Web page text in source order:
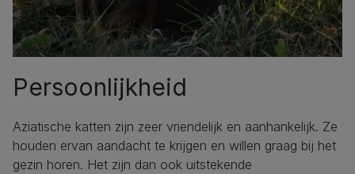
Persoonlijkheid
Aziatische katten zijn zeer vriendelijk en aanhankelijk. Ze
houden ervan aandacht te krijgen en willen graag bij het
gezin horen. Het zijn dan ook uitstekende